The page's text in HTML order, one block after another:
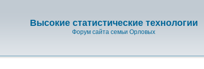
Высокие статистические технологии
Форум сайта семьи Орловых